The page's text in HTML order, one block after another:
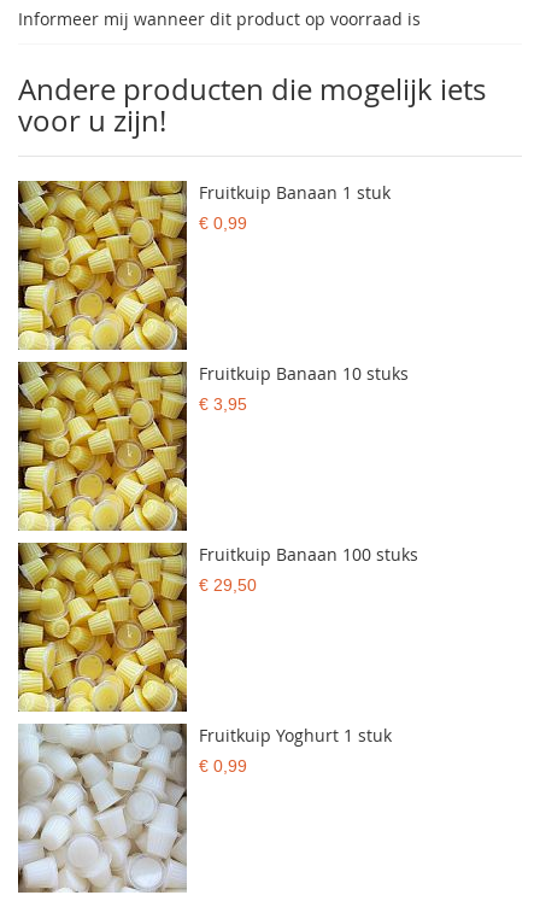
Informeer mij wanneer dit product op voorraad is
Andere producten die mogelijk iets
voor u zijn!
Fruitkuip Banaan 1 stuk
€ 0,99
Fruitkuip Banaan 10 stuks
€ 3,95
Fruitkuip Banaan 100 stuks
€ 29,50
Fruitkuip Yoghurt 1 stuk
€ 0,99